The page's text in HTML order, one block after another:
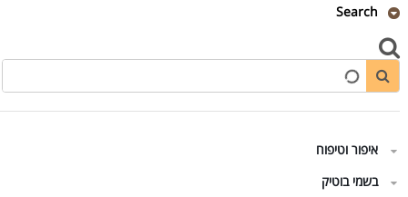
Search
איפור וטיפוח
בשמי בוטיק